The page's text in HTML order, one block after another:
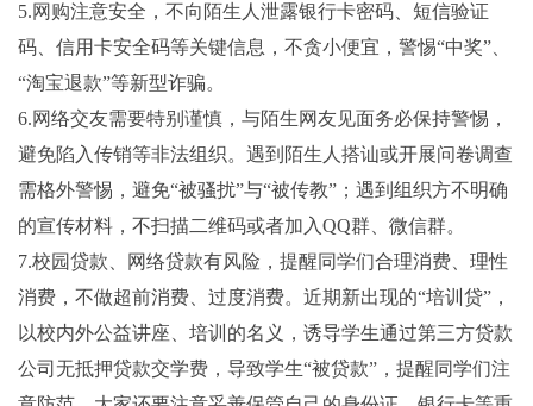
5.网购注意安全，不向陌生人泄露银行卡密码、短信验证
码、信用卡安全码等关键信息，不贪小便宜，警惕“中奖”、
“淘宝退款”等新型诈骗。
6.网络交友需要特别谨慎，与陌生网友见面务必保持警惕，
避免陷入传销等非法组织。遇到陌生人搭讪或开展问卷调查
需格外警惕，避免“被骚扰”与“被传教”；遇到组织方不明确
的宣传材料，不扫描二维码或者加入QQ群、微信群。
7.校园贷款、网络贷款有风险，提醒同学们合理消费、理性
消费，不做超前消费、过度消费。近期新出现的“培训贷”，
以校内外公益讲座、培训的名义，诱导学生通过第三方贷款
公司无抵押贷款交学费，导致学生“被贷款”，提醒同学们注